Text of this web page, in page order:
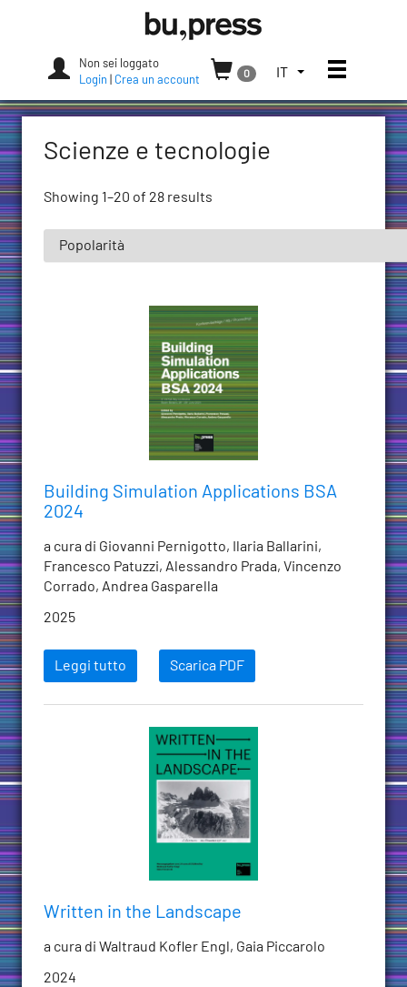
Press
Non sei loggato
Login
Crea un account
0
SELEZIONA
LINGUA.
IT Apri/
Scienze e tecnologie
Showing 1–20 of 28 results
Building Simulation Applications BSA
2024
a cura di Giovanni Pernigotto, Ilaria Ballarini,
Francesco Patuzzi, Alessandro Prada, Vincenzo
Corrado, Andrea Gasparella
2025
Leggi tutto Scarica PDF
Written in the Landscape
a cura di Waltraud Kofler Engl, Gaia Piccarolo
2024